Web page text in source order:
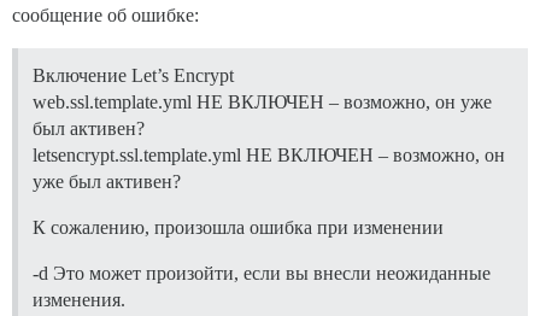
сообщение об ошибке:
Включение Let’s Encrypt
web.ssl.template.yml НЕ ВКЛЮЧЕН – возможно, он уже
был активен?
letsencrypt.ssl.template.yml НЕ ВКЛЮЧЕН – возможно, он
уже был активен?
К сожалению, произошла ошибка при изменении
-d Это может произойти, если вы внесли неожиданные
изменения.